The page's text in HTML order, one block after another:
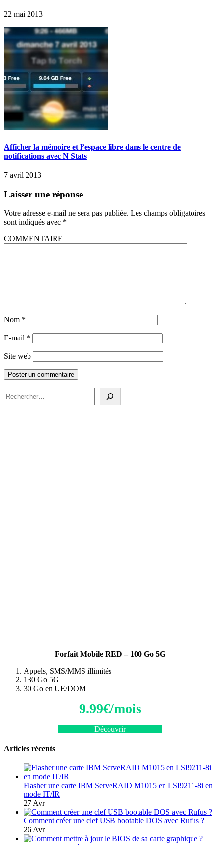
22 mai 2013
Afficher la mémoire et l’espace libre dans le centre de
notifications avec N Stats
7 avril 2013
Laisser une réponse
Votre adresse e-mail ne sera pas publiée. Les champs obligatoires
sont indiqués avec *
COMMENTAIRE
Nom *
E-mail *
Site web
Forfait Mobile RED – 100 Go 5G
Appels, SMS/MMS illimités
130 Go 5G
30 Go en UE/DOM
9.99€/mois
Découvrir
Articles récents
Flasher une carte IBM ServeRAID M1015 en LSI9211-8i en
mode IT/IR
27 Avr
Comment créer une clef USB bootable DOS avec Rufus ?
26 Avr